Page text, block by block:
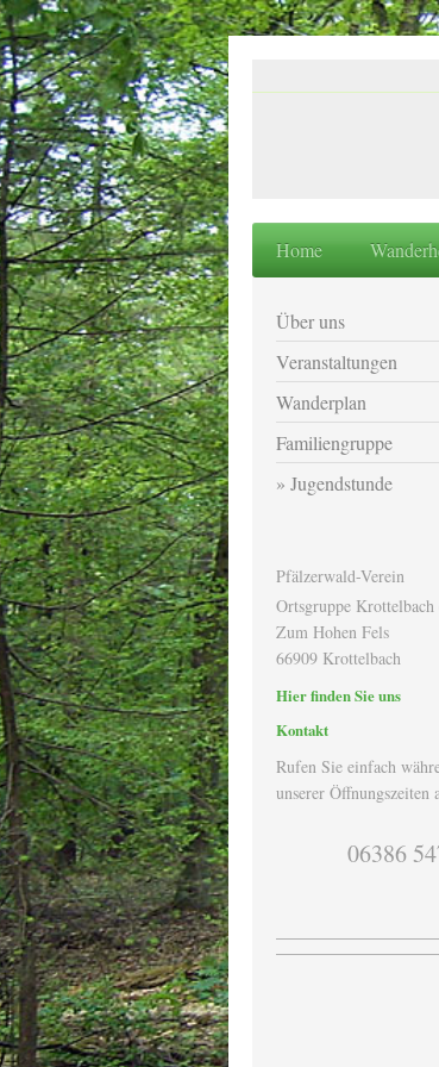
Home
Über uns
Veranstaltungen
Wanderplan
Familiengruppe
Jugendstunde
Pfälzerwald-Verein
Ortsgruppe Krottelbach
Zum Hohen Fels
66909 Krottelbach
Hier finden Sie uns
Kontakt
Rufen Sie einfach
unserer Öffnungszeiten
06386